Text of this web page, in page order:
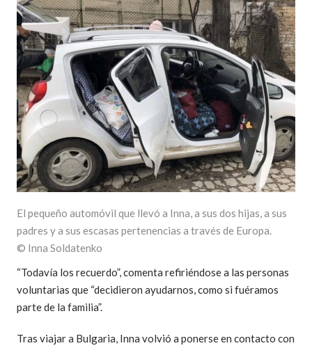
El pequeño automóvil que llevó a Inna, a sus dos hijas, a sus
padres y a sus escasas pertenencias a través de Europa.
© Inna Soldatenko
“Todavía los recuerdo”, comenta refiriéndose a las personas
voluntarias que “decidieron ayudarnos, como si fuéramos
parte de la familia”.
Tras viajar a Bulgaria, Inna volvió a ponerse en contacto con